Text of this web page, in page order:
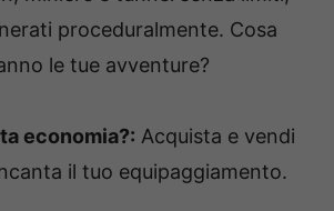
proceduralmente. Cosa
le tue avventure?
economia?: Acquista e vendi
il tuo equipaggiamento.